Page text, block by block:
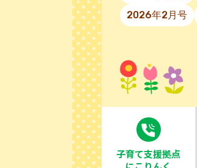
2026年2月号
⼦育て⽀援拠点